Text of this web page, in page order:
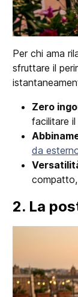
Per chi ama
sfruttare il
Zero
facilitare il
da
2. La